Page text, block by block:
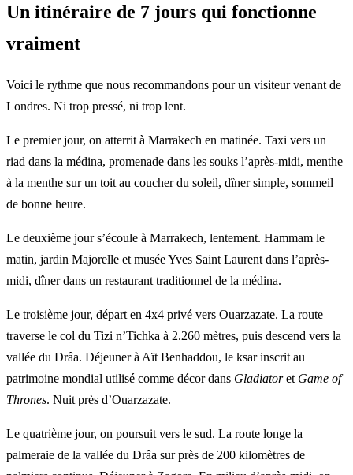
Un itinéraire de 7 jours qui fonctionne
vraiment
Voici le rythme que nous recommandons pour un visiteur venant de
Londres. Ni trop pressé, ni trop lent.
Le premier jour, on atterrit à Marrakech en matinée. Taxi vers un
riad dans la médina, promenade dans les souks l’après-midi, menthe
à la menthe sur un toit au coucher du soleil, dîner simple, sommeil
de bonne heure.
Le deuxième jour s’écoule à Marrakech, lentement. Hammam le
matin, jardin Majorelle et musée Yves Saint Laurent dans l’après-
midi, dîner dans un restaurant traditionnel de la médina.
Le troisième jour, départ en 4x4 privé vers Ouarzazate. La route
traverse le col du Tizi n’Tichka à 2.260 mètres, puis descend vers la
vallée du Drâa. Déjeuner à Aït Benhaddou, le ksar inscrit au
patrimoine mondial utilisé comme décor dans Gladiatoret Game of
Thrones. Nuit près d’Ouarzazate.
Le quatrième jour, on poursuit vers le sud. La route longe la
palmeraie de la vallée du Drâa sur près de 200 kilomètres de